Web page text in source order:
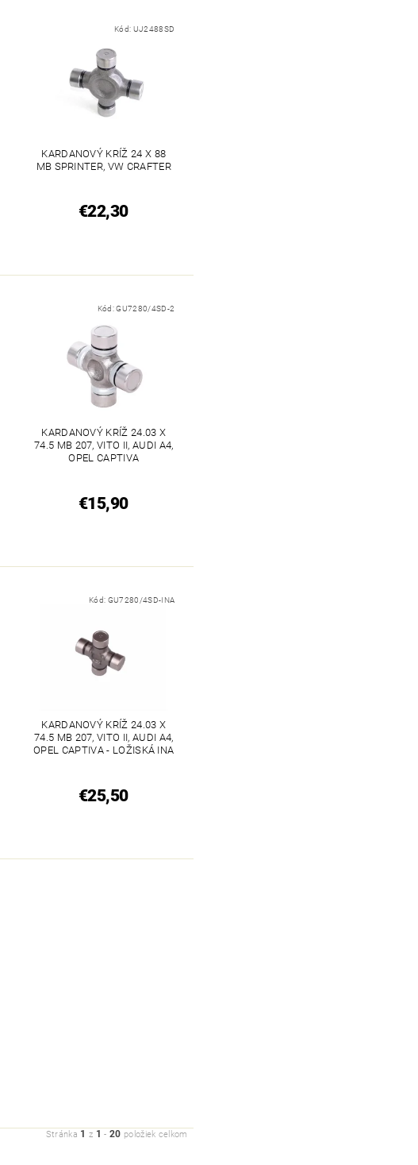
Kód: UJ2488SD
KARDANOVÝ KRÍŽ 24 X 88
MB SPRINTER, VW CRAFTER
€22,30
Kód:GU7280/4SD-2
KARDANOVÝ KRÍŽ 24.03 X
74.5 MB 207, VITO II, AUDI A4,
OPEL CAPTIVA
€15,90
Kód: GU7280/4SD-INA
KARDANOVÝ KRÍŽ 24.03 X
74.5 MB 207, VITO II, AUDI A4,
OPEL CAPTIVA - LOŽISKÁ INA
€25,50
Stránka 1 z 1 -20 položiek celkom